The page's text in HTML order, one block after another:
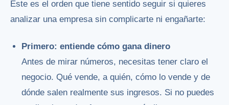
Este es el orden que tiene sentido seguir si quieres
analizar una empresa sin complicarte ni engañarte:
Primero: entiende cómo gana dinero
Antes de mirar números, necesitas tener claro el
negocio. Qué vende, a quién, cómo lo vende y de
dónde salen realmente sus ingresos. Si no puedes